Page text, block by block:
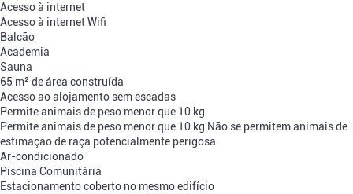
Acesso à internet
Acesso à internetWifi
Balcão
Academia
Sauna
65 m² de área construída
Acesso ao alojamento sem escadas
Permite animais de peso menor que 10 kg
Permite animais de peso menor que 10 kg Não se permitem animais de
estimação de raça potencialmente perigosa
Ar-condicionado
Piscina Comunitária
Estacionamento coberto no mesmo edifício